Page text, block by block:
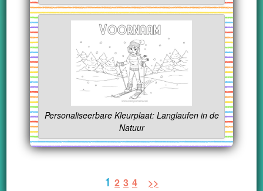
Personaliseerbare Kleurplaat: Langlaufen in de
Natuur
1 2 3 4 >>